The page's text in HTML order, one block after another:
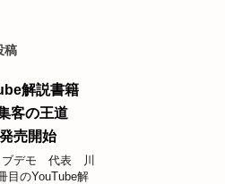
稿
解説書籍
客の王道
売開始
ブデモ 代表 川
目のYouTube解